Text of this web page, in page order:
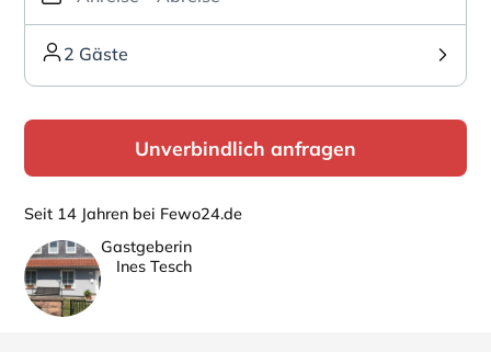
2 Gäste
Unverbindlich anfragen
Seit 14 Jahren bei Fewo24.de
Gastgeberin
Ines Tesch